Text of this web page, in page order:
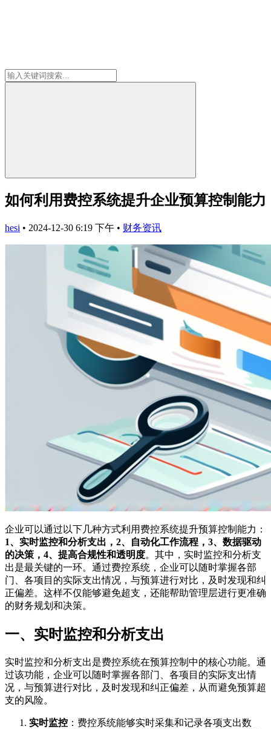
如何利用费控系统提升企业预算控制能力
hesi • 2024-12-30 6:19 下午 • 财务资讯
企业可以通过以下几种方式利用费控系统提升预算控制能力：
1、实时监控和分析支出，2、自动化工作流程，3、数据驱动
的决策，4、提高合规性和透明度。其中，实时监控和分析支
出是最关键的一环。通过费控系统，企业可以随时掌握各部
门、各项目的实际支出情况，与预算进行对比，及时发现和纠
正偏差。这样不仅能够避免超支，还能帮助管理层进行更准确
的财务规划和决策。
一、实时监控和分析支出
实时监控和分析支出是费控系统在预算控制中的核心功能。通
过该功能，企业可以随时掌握各部门、各项目的实际支出情
况，与预算进行对比，及时发现和纠正偏差，从而避免预算超
支的风险。
实时监控 ：费控系统能够实时采集和记录各项支出数